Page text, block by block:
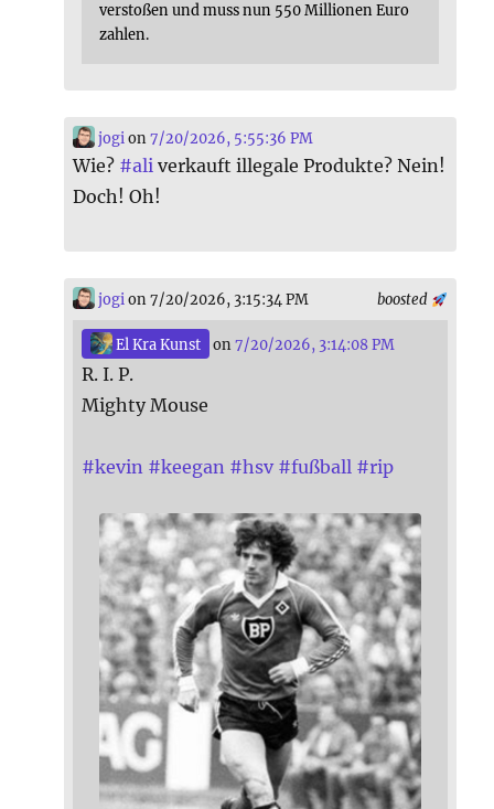
verstoßen und muss nun 550 Millionen Euro
zahlen.
jogion7/20/2026, 5:55:36 PM
Wie? #ali verkauft illegale Produkte? Nein!
Doch! Oh!
boosted
jogion 7/20/2026, 3:15:34 PM
El Kra Kunst on7/20/2026, 3:14:08 PM
R. I. P.
Mighty Mouse
#kevin #keegan #hsv #fußball #rip